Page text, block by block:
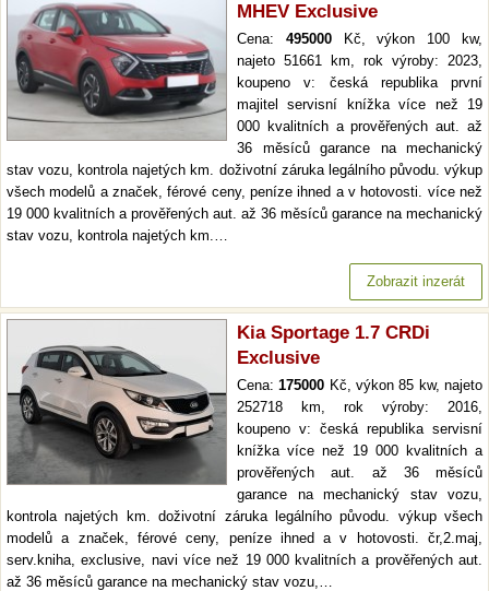
MHEV Exclusive
Cena: 495000Kč, výkon 100 kw,
najeto 51661 km, rok výroby: 2023,
koupeno v: česká republika první
majitel servisní knížka více než 19
000 kvalitních a prověřených aut. až
36 měsíců garance na mechanický
stav vozu, kontrola najetých km. doživotní záruka legálního původu. výkup
všech modelů a značek, férové ceny, peníze ihned a v hotovosti. více než
19 000 kvalitních a prověřených aut. až 36 měsíců garance na mechanický
stav vozu, kontrola najetých km.…
Zobrazit inzerát
Kia Sportage 1.7 CRDi
Exclusive
Cena:175000 Kč, výkon 85 kw, najeto
252718 km, rok výroby: 2016,
koupeno v: česká republika servisní
knížka více než 19 000 kvalitních a
prověřených aut. až 36 měsíců
garance na mechanický stav vozu,
kontrola najetých km. doživotní záruka legálního původu. výkup všech
modelů a značek, férové ceny, peníze ihned a v hotovosti. čr,2.maj,
serv.kniha, exclusive, navi více než 19 000 kvalitních a prověřených aut.
až 36 měsíců garance na mechanický stav vozu,…